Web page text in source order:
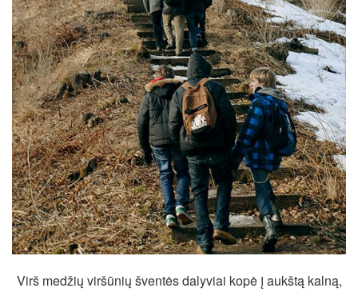
Virš medžių viršūnių šventės dalyviai kopė į aukštą kalną,